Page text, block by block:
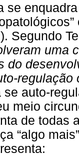
se
Segundo
uma
do
regulação
se auto-
meio
de todas
“algo